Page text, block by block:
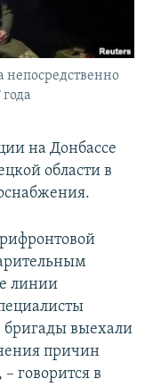
непосредственно
на Донбассе
области в
линии
выехали
причин
говорится в